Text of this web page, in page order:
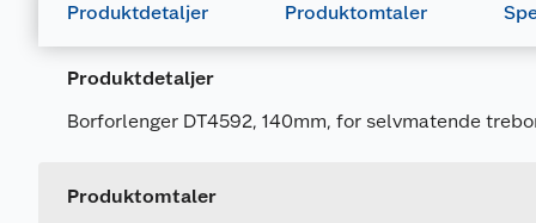
Produktdetaljer Produktomtaler
Produktdetaljer
Borforlenger DT4592, 140mm, for selvmatende
Produktomtaler
Generelt
Leverandørens artikkelnummer